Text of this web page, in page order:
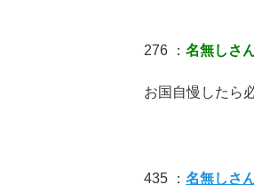
276 ： 名無しさ
お国自慢したら
435 ： 名無しさ